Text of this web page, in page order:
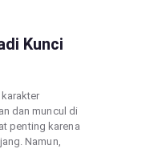
Kunci
dan muncul di
penting karena
Namun,